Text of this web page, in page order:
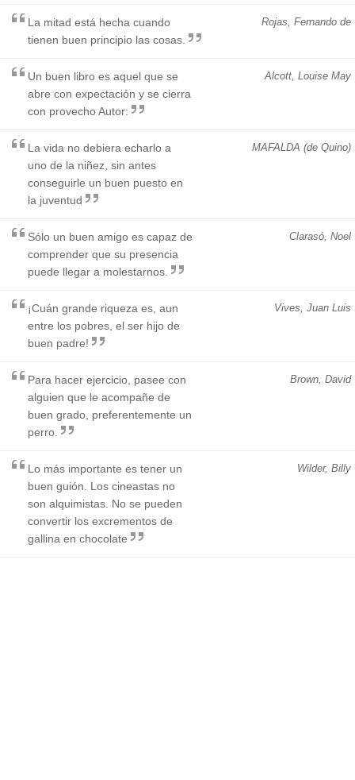
Rojas, Fernando de
La mitad está hecha cuando
tienen buen principio las cosas.
Alcott, Louise May
Un buen libro es aquel que se
abre con expectación y se cierra
con provecho Autor:
MAFALDA (de Quino)
La vida no debiera echarlo a
uno de la niñez, sin antes
conseguirle un buen puesto en
la juventud
Clarasó, Noel
Sólo un buen amigo es capaz de
comprender que su presencia
puede llegar a molestarnos.
Vives, Juan Luis
¡Cuán grande riqueza es, aun
entre los pobres, el ser hijo de
buen padre!
Brown, David
Para hacer ejercicio, pasee con
alguien que le acompañe de
buen grado, preferentemente un
perro.
Wilder, Billy
Lo más importante es tener un
buen guión. Los cineastas no
son alquimistas. No se pueden
convertir los excrementos de
gallina en chocolate